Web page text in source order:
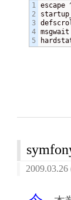
1
2
3
4
escape
msgwait